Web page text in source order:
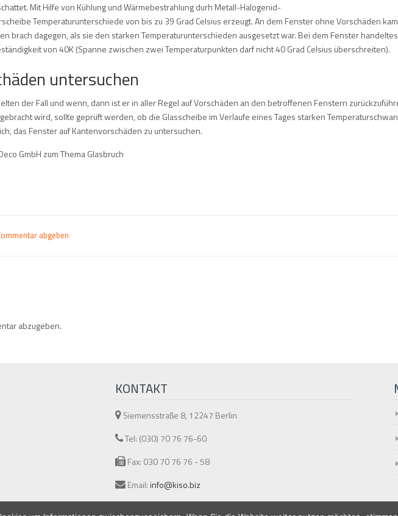
Mit Hilfe von Kühlung und Wärmebestrahlung durh Metall-Halogenid-
Temperaturunterschiede von bis zu 39 Grad Celsius erzeugt. An dem Fenster ohne Vorschäden
brach dagegen, als sie den starken Temperaturunterschieden ausgesetzt war. Bei dem Fenster
von 40K (Spanne zwischen zwei Temperaturpunkten darf nicht 40 Grad Celsius überschreiten).
untersuchen
der Fall und wenn, dann ist er in aller Regel auf Vorschäden an den betroffenen Fenstern
wird, sollte geprüft werden, ob die Glasscheibe im Verlaufe eines Tages starken
das Fenster auf Kantenvorschäden zu untersuchen.
GmbH zum Thema Glasbruch
abgeben
abzugeben.
KONTAKT
Siemensstraße 8, 12247 Berlin
Tel: (030) 70 76 76-60
Fax: 030 70 76 76 - 58
Email:info@kiso.biz